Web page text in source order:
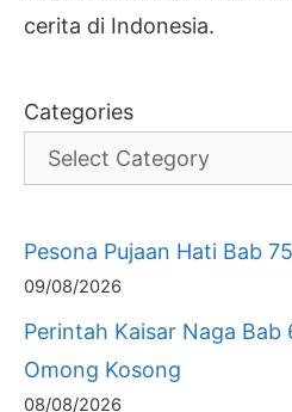
cerita di Indonesia.
Categories
Pesona Pujaan Hati Bab
09/08/2026
Perintah Kaisar Naga
Omong Kosong
08/08/2026